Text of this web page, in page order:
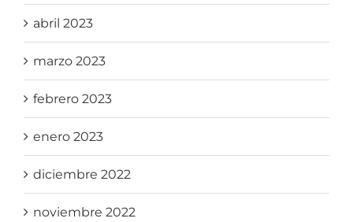
abril 2023
marzo 2023
febrero 2023
enero 2023
diciembre 2022
noviembre 2022